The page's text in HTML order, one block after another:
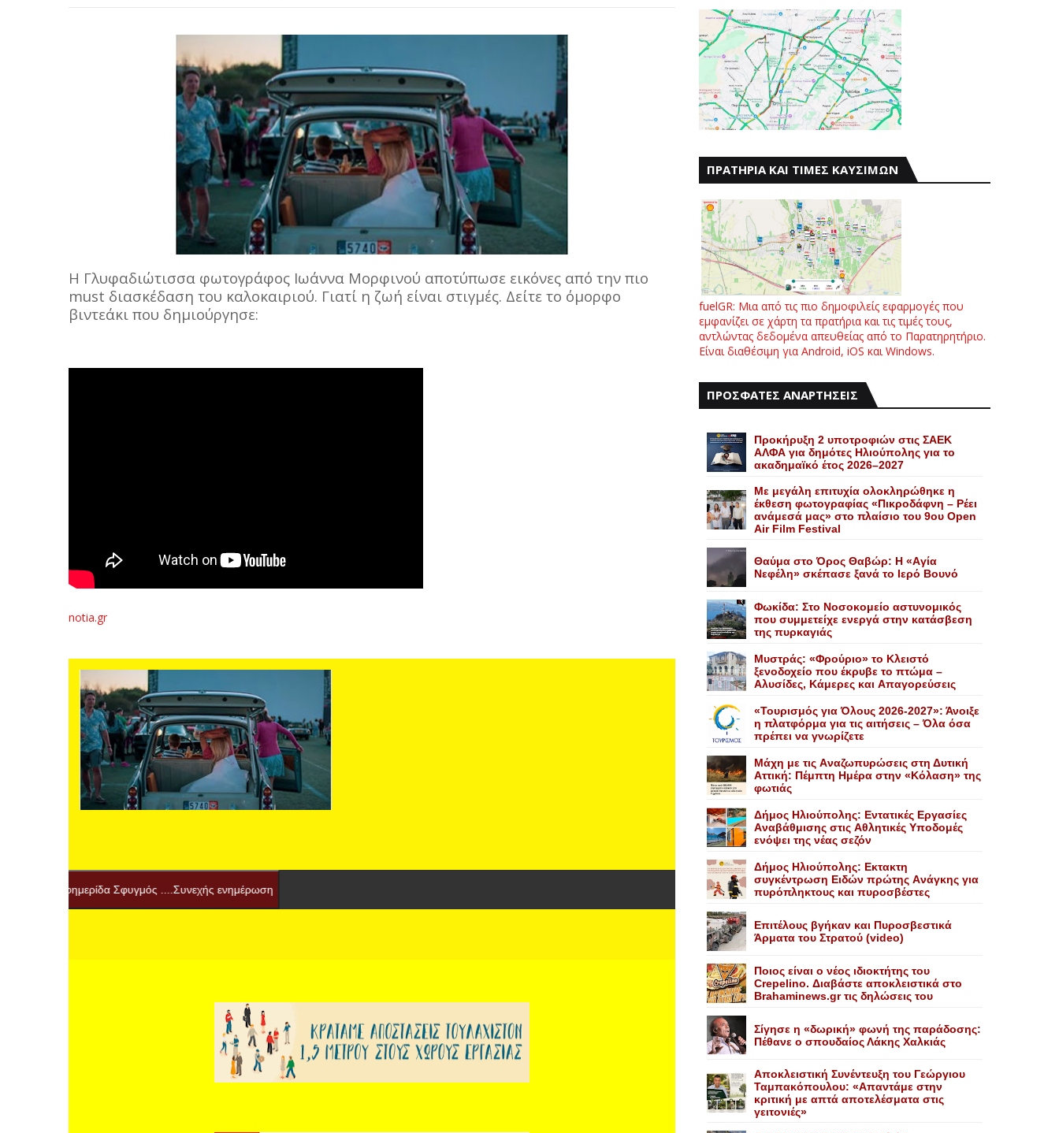
Η Γλυφαδιώτισσα φωτογράφος Ιωάννα Μορφινού αποτύπωσε εικόνες από την πιο
must διασκέδαση του καλοκαιριού. Γιατί η ζωή είναι στιγμές. Δείτε το όμορφο
βιντεάκι που δημιούργησε:
notia.gr
εφημερίδα Σφυγμός ....Συνεχής ενημέρωση
ΠΡΑΤΗΡΙΑ ΚΑΙ ΤΙΜΕΣ ΚΑΥΣΙΜΩΝ
fuelGR: Μια από τις πιο δημοφιλείς εφαρμογές που
εμφανίζει σε χάρτη τα πρατήρια και τις τιμές τους,
αντλώντας δεδομένα απευθείας από το Παρατηρητήριο.
Είναι διαθέσιμη για Android, iOS και Windows.
ΠΡΟΣΦΑΤΕΣ ΑΝΑΡΤΗΣΕΙΣ
Προκήρυξη 2 υποτροφιών στις ΣΑΕΚ
ΑΛΦΑ για δημότες Ηλιούπολης για το
ακαδημαϊκό έτος 2026–2027
Με μεγάλη επιτυχία ολοκληρώθηκε η
έκθεση φωτογραφίας «Πικροδάφνη – Ρέει
ανάμεσά μας» στο πλαίσιο του 9ου Open
Air Film Festival
Θαύμα στο Όρος Θαβώρ: H «Aγία
Nεφέλη» σκέπασε ξανά το Iερό Bουνό
Φωκίδα: Στο Νοσοκομείο αστυνομικός
που συμμετείχε ενεργά στην κατάσβεση
της πυρκαγιάς
Mυστράς: «Φρούριο» το Kλειστό
ξενοδοχείο που έκρυβε το πτώμα –
Aλυσίδες, Kάμερες και Aπαγορεύσεις
«Τουρισμός για Όλους 2026-2027»: Άνοιξε
η πλατφόρμα για τις αιτήσεις – Όλα όσα
πρέπει να γνωρίζετε
Mάχη με τις Aναζωπυρώσεις στη Δυτική
Aττική: Πέμπτη Hμέρα στην «Kόλαση» της
φωτιάς
Δήμος Ηλιούπολης: Eντατικές Eργασίες
Aναβάθμισης στις Aθλητικές Yποδομές
ενόψει της νέας σεζόν
Δήμος Ηλιούπολης: Eκτακτη
συγκέντρωση Eιδών πρώτης Aνάγκης για
πυρόπληκτους και πυροσβέστες
Επιτέλους βγήκαν και Πυροσβεστικά
Άρματα του Στρατού (video)
Ποιος είναι ο νέος ιδιοκτήτης του
Crepelino. Διαβάστε αποκλειστικά στο
Brahaminews.gr τις δηλώσεις του
Σίγησε η «δωρική» φωνή της παράδοσης:
Πέθανε o σπουδαίος Λάκης Xαλκιάς
Αποκλειστική Συνέντευξη του Γεώργιου
Ταμπακόπουλου: «Απαντάμε στην
κριτική με απτά αποτελέσματα στις
γειτονιές»